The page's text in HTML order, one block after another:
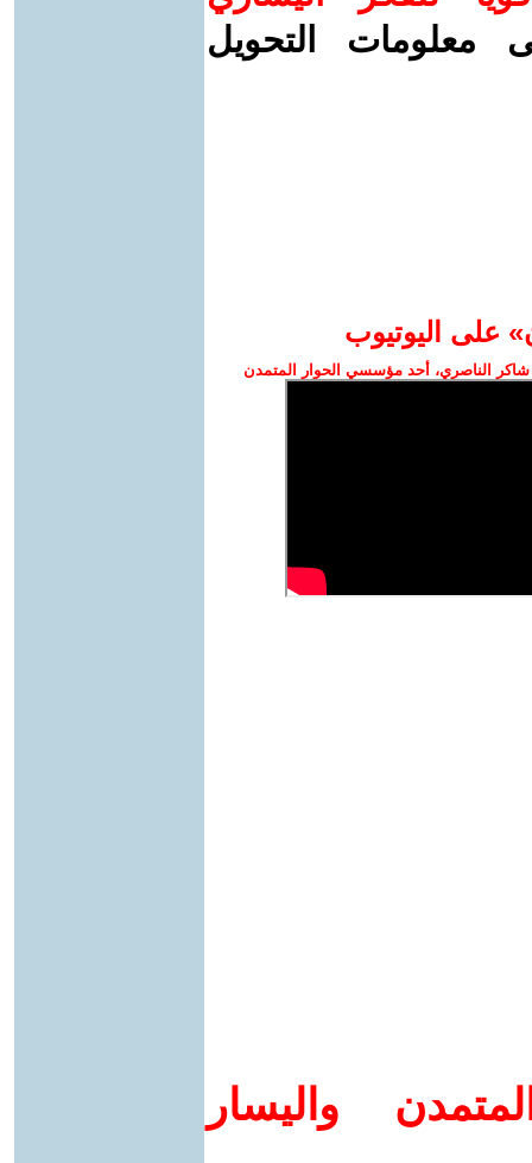
معلومات التحويل
على اليوتيوب
الناصري، أحد مؤسسي الحوار المتمدن
واليسار